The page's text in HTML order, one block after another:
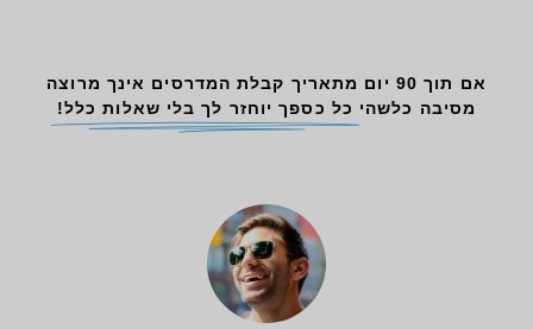
אם תוך 90 יום מתאריך קבלת המדרסים אינך מרוצה
מסיבה כלשהי כל כספך יוחזר לך בלי שאלות כלל!